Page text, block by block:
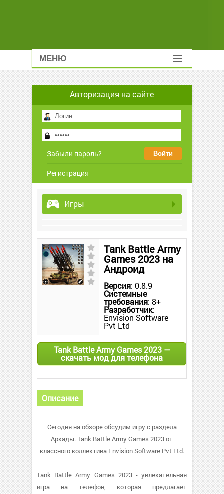
МЕНЮ
Авторизация на сайте
Забыли пароль?
Регистрация
Игры
Tank Battle Army
Games 2023 на
Андроид
Версия: 0.8.9
Системные
требования: 8+
Разработчик:
Envision Software
Pvt Ltd
Tank Battle Army Games 2023 —
скачать мод для телефона
Описание
Сегодня на обзоре обсудим игру с раздела
Аркады. Tank Battle Army Games 2023 от
классного коллектива Envision Software Pvt Ltd.
Tank Battle Army Games 2023 - увлекательная
игра на телефон, которая предлагает